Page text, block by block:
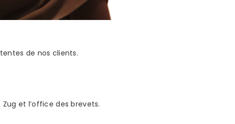
de nos clients.
et l’office des brevets.